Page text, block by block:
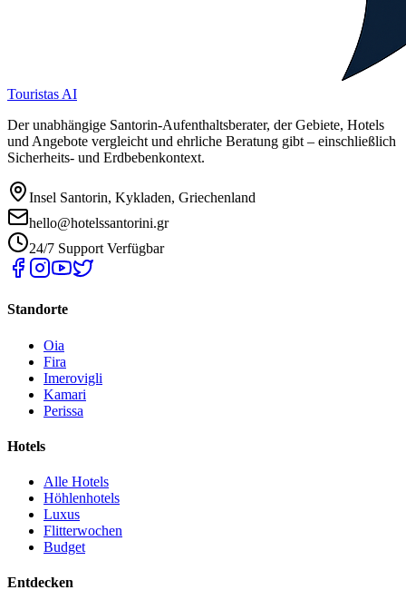
Touristas AI
Der unabhängige Santorin-Aufenthaltsberater, der Gebiete, Hotels
und Angebote vergleicht und ehrliche Beratung gibt – einschließlich
Sicherheits- und Erdbebenkontext.
Insel Santorin, Kykladen, Griechenland
hello@hotelssantorini.gr
24/7 Support Verfügbar
Standorte
Oia
Fira
Imerovigli
Kamari
Perissa
Hotels
Alle Hotels
Höhlenhotels
Luxus
Flitterwochen
Budget
Entdecken